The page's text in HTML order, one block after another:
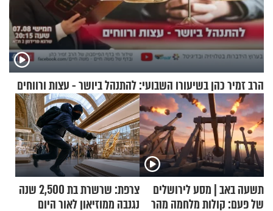
הרב זמיר כהן בשיעורו השבועי: להתנהל ביושר - עצות ורווחים
תשעה באב | מסע לירושלים
של פעם: קולות מלחמה מהר
צרפת: שרשרת בת 2,500 שנה
נגנבה ממוזיאון לאור היום